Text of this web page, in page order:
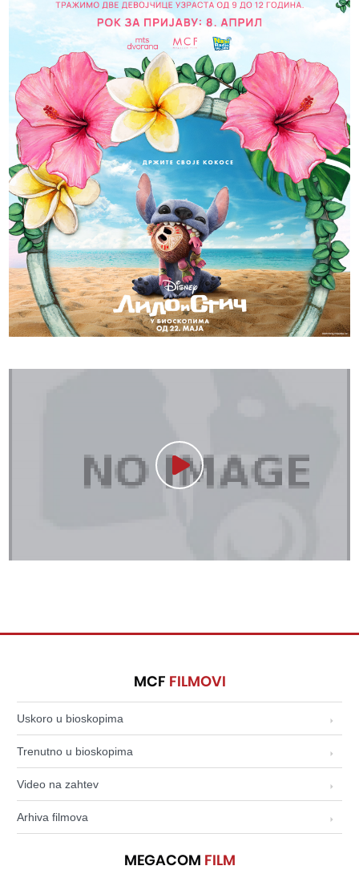
MCF FILMOVI
Uskoro u bioskopima
Trenutno u bioskopima
Video na zahtev
Arhiva filmova
MEGACOM FILM